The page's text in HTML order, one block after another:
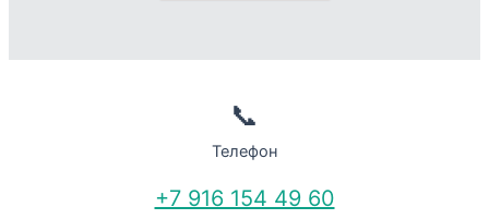
📞
Телефон
+7 916 154 49 60